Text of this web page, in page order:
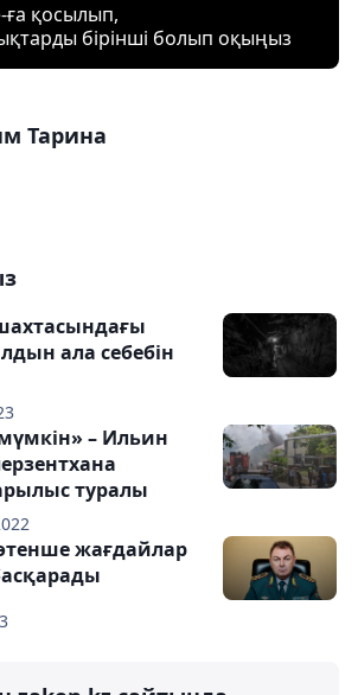
ға қосылып,
бірінші болып оқыңыз
Тарина
ала себебін
– Ильин
туралы
жағдайлар